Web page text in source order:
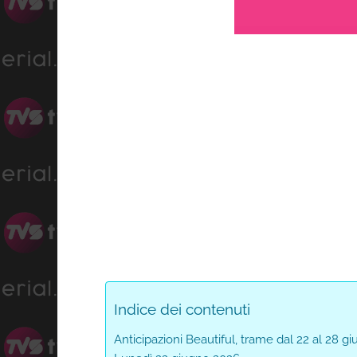
0%
0%
Indice dei contenuti
Anticipazioni Beautiful, trame dal 22 al 28